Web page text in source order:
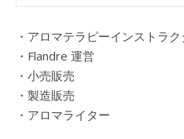
・アロマテラピーインストラク
・Flandre 運営
・小売販売
・製造販売
・アロマライター